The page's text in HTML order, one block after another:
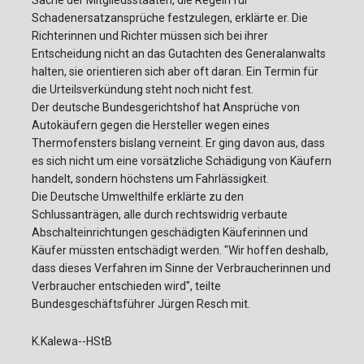
Schadenersatzansprüche festzulegen, erklärte er. Die
Richterinnen und Richter müssen sich bei ihrer
Entscheidung nicht an das Gutachten des Generalanwalts
halten, sie orientieren sich aber oft daran. Ein Termin für
die Urteilsverkündung steht noch nicht fest.
Der deutsche Bundesgerichtshof hat Ansprüche von
Autokäufern gegen die Hersteller wegen eines
Thermofensters bislang verneint. Er ging davon aus, dass
es sich nicht um eine vorsätzliche Schädigung von Käufern
handelt, sondern höchstens um Fahrlässigkeit.
Die Deutsche Umwelthilfe erklärte zu den
Schlussanträgen, alle durch rechtswidrig verbaute
Abschalteinrichtungen geschädigten Käuferinnen und
Käufer müssten entschädigt werden. "Wir hoffen deshalb,
dass dieses Verfahren im Sinne der Verbraucherinnen und
Verbraucher entschieden wird", teilte
Bundesgeschäftsführer Jürgen Resch mit.
K.Kalewa--HStB